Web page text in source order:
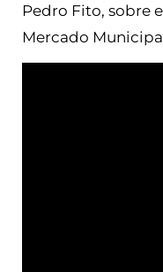
Pedro Fito, sobre
Mercado